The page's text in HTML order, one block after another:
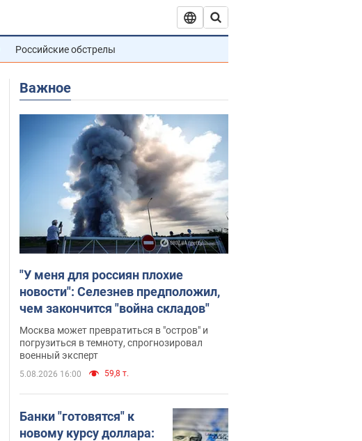
Российские обстрелы
Важное
"У меня для россиян плохие
новости": Селезнев предположил,
чем закончится "война складов"
Москва может превратиться в "остров" и
погрузиться в темноту, спрогнозировал
военный эксперт
5.08.2026 16:00 59,8 т.
Банки "готовятся" к
новому курсу доллара: